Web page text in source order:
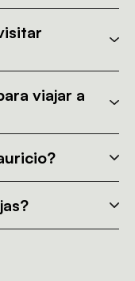
viajar a